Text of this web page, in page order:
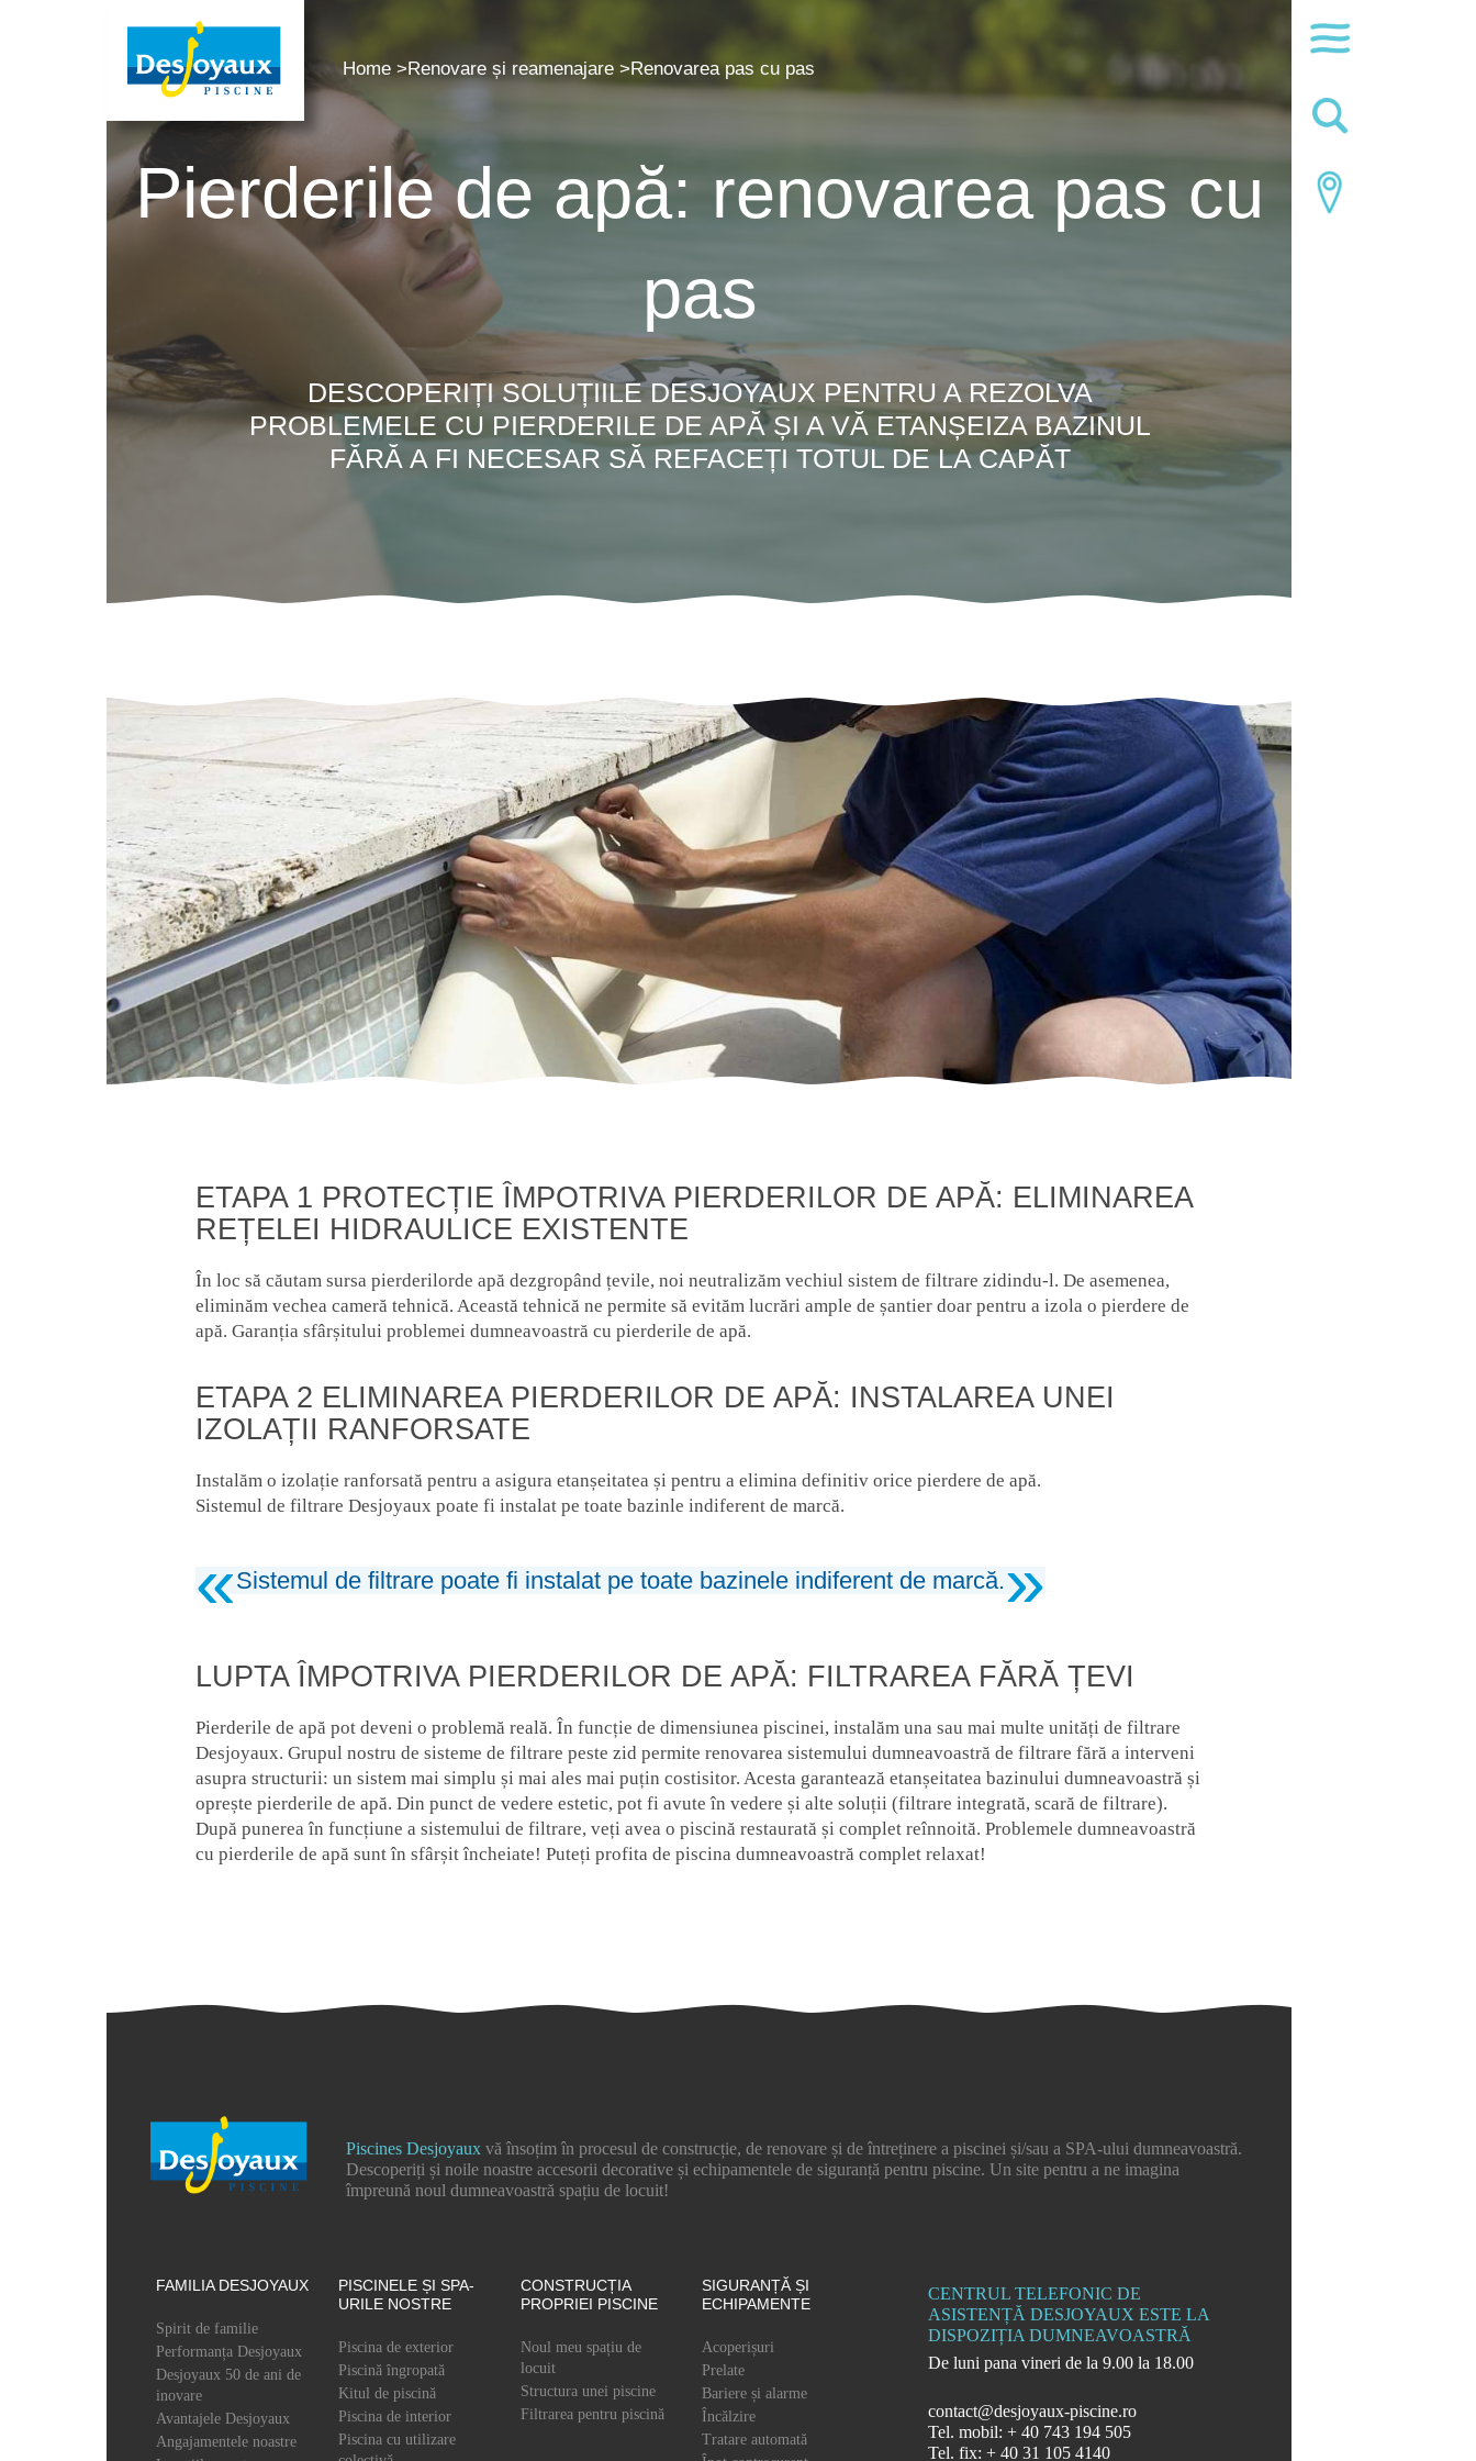
Pierderile de apă: renovarea pas cu
pas
DESCOPERIȚI SOLUȚIILE DESJOYAUX PENTRU A REZOLVA
PROBLEMELE CU PIERDERILE DE APĂ ȘI A VĂ ETANȘEIZA BAZINUL
FĂRĂ A FI NECESAR SĂ REFACEȚI TOTUL DE LA CAPĂT
Home >Renovare și reamenajare >Renovarea pas cu pas
ETAPA 1 PROTECȚIE ÎMPOTRIVA PIERDERILOR DE APĂ: ELIMINAREA
REȚELEI HIDRAULICE EXISTENTE
În loc să căutam sursa pierderilorde apă dezgropând țevile, noi neutralizăm vechiul sistem de filtrare zidindu-l. De asemenea,
eliminăm vechea cameră tehnică. Această tehnică ne permite să evităm lucrări ample de șantier doar pentru a izola o pierdere de
apă. Garanția sfârșitului problemei dumneavoastră cu pierderile de apă.
ETAPA 2 ELIMINAREA PIERDERILOR DE APĂ: INSTALAREA UNEI
IZOLAȚII RANFORSATE
Instalăm o izolație ranforsată pentru a asigura etanșeitatea și pentru a elimina definitiv orice pierdere de apă.
Sistemul de filtrare Desjoyaux poate fi instalat pe toate bazinle indiferent de marcă.
Sistemul de filtrare poate fi instalat pe toate bazinele indiferent de marcă.
LUPTA ÎMPOTRIVA PIERDERILOR DE APĂ: FILTRAREA FĂRĂ ȚEVI
Pierderile de apă pot deveni o problemă reală. În funcție de dimensiunea piscinei, instalăm una sau mai multe unități de filtrare
Desjoyaux. Grupul nostru de sisteme de filtrare peste zid permite renovarea sistemului dumneavoastră de filtrare fără a interveni
asupra structurii: un sistem mai simplu și mai ales mai puțin costisitor. Acesta garantează etanșeitatea bazinului dumneavoastră și
oprește pierderile de apă. Din punct de vedere estetic, pot fi avute în vedere și alte soluții (filtrare integrată, scară de filtrare).
După punerea în funcțiune a sistemului de filtrare, veți avea o piscină restaurată și complet reînnoită. Problemele dumneavoastră
cu pierderile de apă sunt în sfârșit încheiate! Puteți profita de piscina dumneavoastră complet relaxat!
Piscines Desjoyaux vă însoțim în procesul de construcție, de renovare și de întreținere a piscinei și/sau a SPA-ului dumneavoastră.
Descoperiți și noile noastre accesorii decorative și echipamentele de siguranță pentru piscine. Un site pentru a ne imagina
împreună noul dumneavoastră spațiu de locuit!
FAMILIA DESJOYAUX
Spirit de familie
Performanța Desjoyaux
Desjoyaux 50 de ani de
inovare
Avantajele Desjoyaux
Angajamentele noastre
PISCINELE ȘI SPA-
URILE NOSTRE
Piscina de exterior
Piscină îngropată
Kitul de piscină
Piscina de interior
Piscina cu utilizare
CONSTRUCȚIA
PROPRIEI PISCINE
Noul meu spațiu de
locuit
Structura unei piscine
Filtrarea pentru piscină
SIGURANȚĂ ȘI
ECHIPAMENTE
Acoperișuri
Prelate
Bariere și alarme
Încălzire
Tratare automată
CENTRUL TELEFONIC DE
ASISTENȚĂ DESJOYAUX ESTE LA
DISPOZIȚIA DUMNEAVOASTRĂ
De luni pana vineri de la 9.00 la 18.00
contact@desjoyaux-piscine.ro
Tel. mobil: + 40 743 194 505
Tel. fix: + 40 31 105 4140